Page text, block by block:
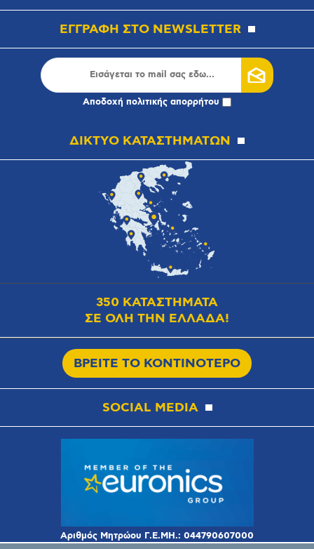
ΕΓΓΡΑΦΗ ΣΤΟ NEWSLETTER
Αποδοχή πολιτικής απορρήτου
ΔΙΚΤΥΟ ΚΑΤΑΣΤΗΜΑΤΩΝ
350 ΚΑΤΑΣΤΗΜΑΤΑ
ΣΕ ΟΛΗ ΤΗΝ ΕΛΛΑΔΑ!
ΒΡΕΙΤΕ ΤΟ ΚΟΝΤΙΝΟΤΕΡΟ
SOCIAL MEDIA